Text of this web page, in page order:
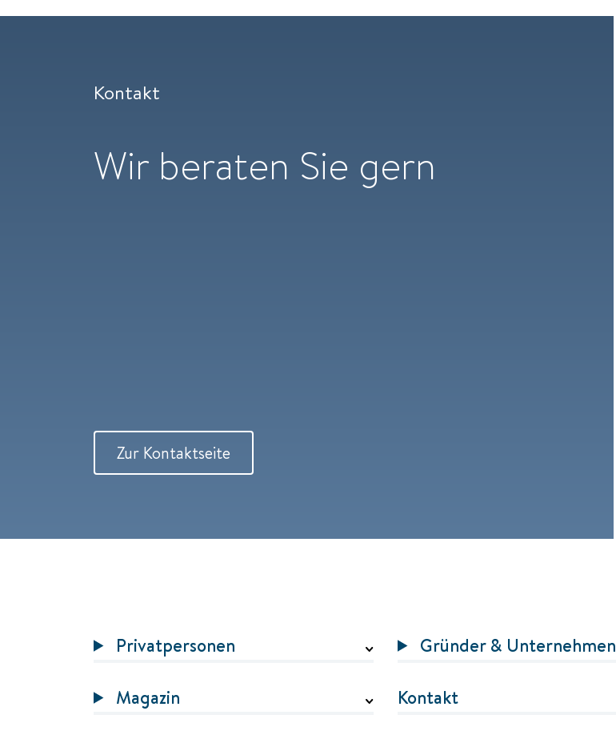
Kontakt
Wir beraten Sie gern
Zur Kontaktseite
Privatpersonen Gründer & Unternehmen
Magazin Kontakt